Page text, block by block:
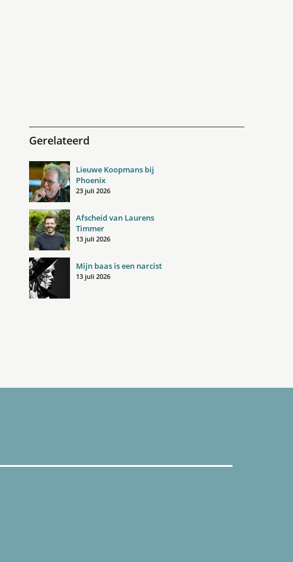
Gerelateerd
Lieuwe Koopmans bij
Phoenix
23 juli 2026
Afscheid van Laurens
Timmer
13 juli 2026
Mijn baas is een narcist
13 juli 2026